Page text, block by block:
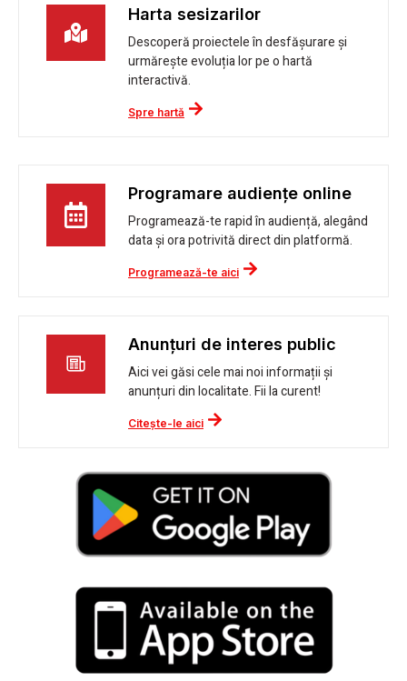
Harta sesizarilor
Descoperă proiectele în desfășurare și
urmărește evoluția lor pe o hartă
interactivă.
Spre hartă
Programare audiențe online
Programează-te rapid în audiență, alegând
data și ora potrivită direct din platformă.
Programează-te aici
Anunțuri de interes public
Aici vei găsi cele mai noi informații și
anunțuri din localitate. Fii la curent!
Citește-le aici